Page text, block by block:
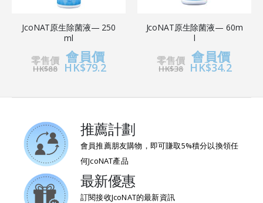
JcoNAT原生除菌液— 250
ml
零售價
HK$88
會員價
HK$79.2
JcoNAT原生除菌液— 60m
l
零售價
HK$38
會員價
HK$34.2
推薦計劃
會員推薦朋友購物，即可賺取5%積分以換領任
何JcoNAT產品
最新優惠
訂閱接收JcoNAT的最新資訊